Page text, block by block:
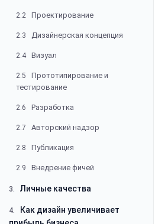
2.2 Проектирование
2.3 Дизайнерская концепция
2.4 Визуал
2.5
тестирование
2.6 Разработка
2.7 Авторский надзор
2.8 Публикация
2.9 Внедрение фичей
3. Личные качества
4.